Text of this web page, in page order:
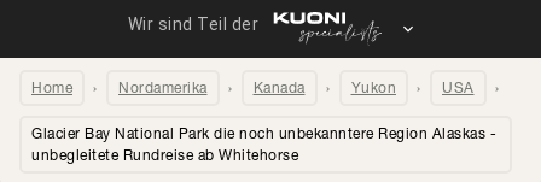
Home Nordamerika Kanada Yukon USA
Glacier Bay National Park die noch unbekanntere Region Alaskas -
unbegleitete Rundreise ab Whitehorse